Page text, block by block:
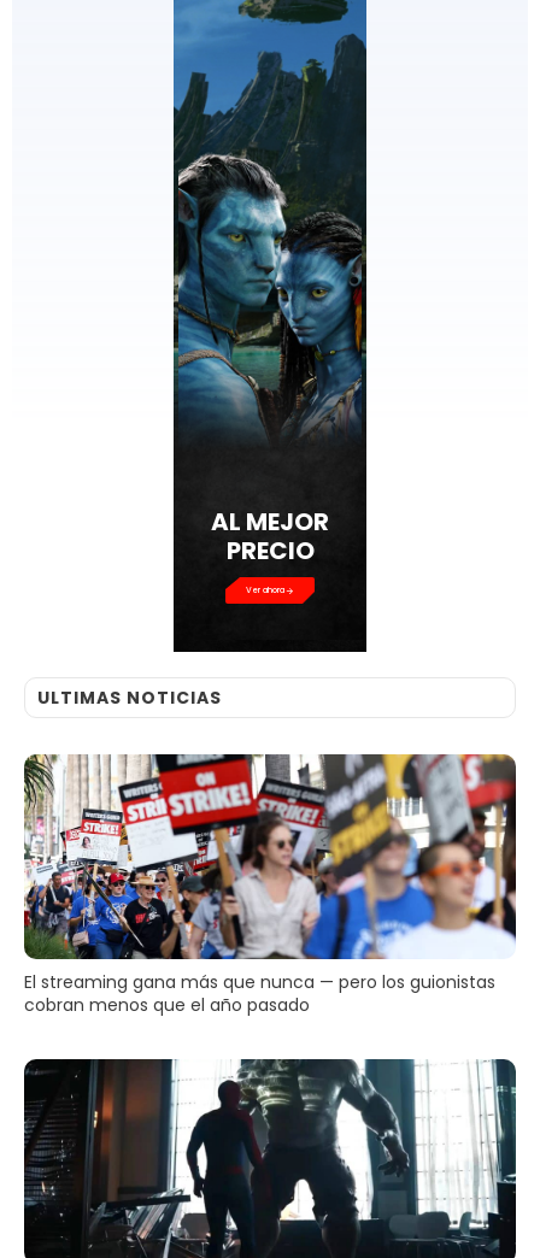
AL MEJOR
PRECIO
Ver ahora
ULTIMAS NOTICIAS
El streaming gana más que nunca — pero los guionistas
cobran menos que el año pasado